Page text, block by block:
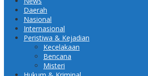
Daerah
Nasional
Internasional
Peristiwa & Kejadian
Kecelakaan
Bencana
Misteri